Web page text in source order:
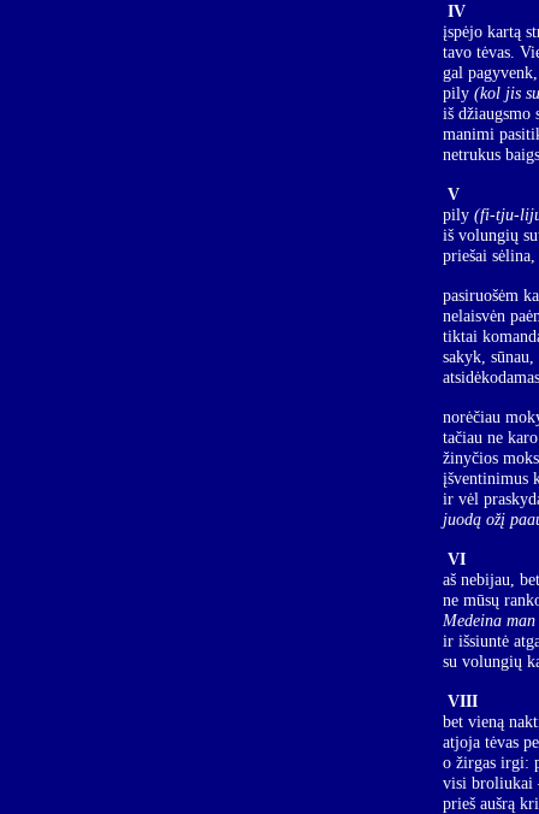
IV
įspėjo kartą
tavo tėvas.
gal
pily (kol jis
iš džiaugsmo
manimi
netrukus
V
pily (fi-tju-
iš volungių
priešai
pasiruošėm
nelaisvėn
tiktai
sakyk,
norėčiau
tačiau ne
žinyčios
įšventinimus
ir vėl
juodą ožį
VI
aš nebijau,
ne mūsų
Medeina
ir išsiuntė
su volungių
VIII
bet vieną
atjoja tėvas
o žirgas irgi:
visi broliukai
prieš aušrą